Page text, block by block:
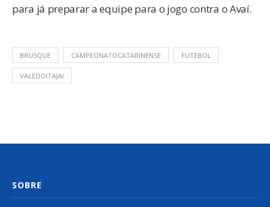
para já preparar a equipe para o jogo contra o Avaí.
BRUSQUE CAMPEONATOCATARINENSE FUTEBOL
VALEDOITAJAI
SOBRE